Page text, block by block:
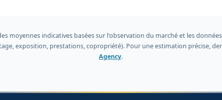
moyennes indicatives basées sur l'observation du marché et les
exposition, prestations, copropriété). Pour une estimation précise,
Agency.